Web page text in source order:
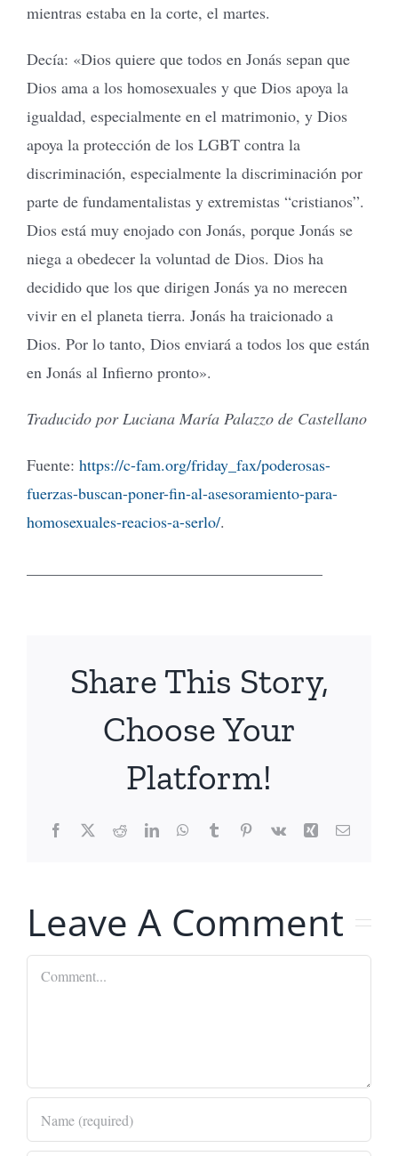
mientras estaba en la corte, el martes.
Decía: «Dios quiere que todos en Jonás sepan que
Dios ama a los homosexuales y que Dios apoya la
igualdad, especialmente en el matrimonio, y Dios
apoya la protección de los LGBT contra la
discriminación, especialmente la discriminación por
parte de fundamentalistas y extremistas “cristianos”.
Dios está muy enojado con Jonás, porque Jonás se
niega a obedecer la voluntad de Dios. Dios ha
decidido que los que dirigen Jonás ya no merecen
vivir en el planeta tierra. Jonás ha traicionado a
Dios. Por lo tanto, Dios enviará a todos los que están
en Jonás al Infierno pronto».
Traducido por Luciana María Palazzo de Castellano
Fuente: https://c-fam.org/friday_fax/poderosas-
fuerzas-buscan-poner-fin-al-asesoramiento-para-
homosexuales-reacios-a-serlo/.
Share This Story,
Choose Your
Platform!
Facebook
X RedditLinkedInWhatsApp
TumblrPinterest
Vk Xing Email
Leave A Comment
Comment